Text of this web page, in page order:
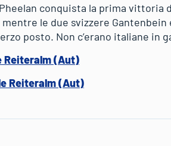
conquista la prima vittoria
le due svizzere
posto. Non c’erano italiane in
Reiteralm (Aut)
Reiteralm (Aut)